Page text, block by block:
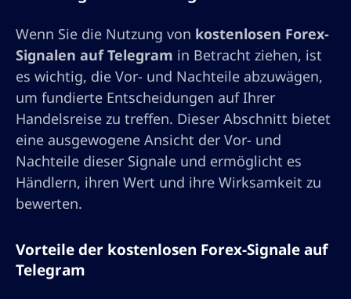
Wenn Sie die Nutzung von kostenlosen Forex-
Signalen auf Telegram in Betracht ziehen, ist
es wichtig, die Vor- und Nachteile abzuwägen,
um fundierte Entscheidungen auf Ihrer
Handelsreise zu treffen. Dieser Abschnitt bietet
eine ausgewogene Ansicht der Vor- und
Nachteile dieser Signale und ermöglicht es
Händlern, ihren Wert und ihre Wirksamkeit zu
bewerten.
Vorteile der kostenlosen Forex-Signale auf
Telegram